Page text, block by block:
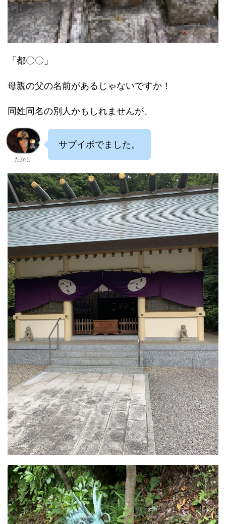
「都〇〇」
母親の父の名前があるじゃないですか！
同姓同名の別人かもしれませんが、
たかし
サブイボでました。